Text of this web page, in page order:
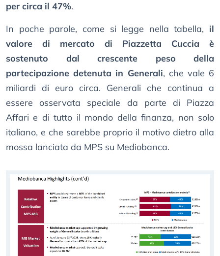
per circa il 47%.
In poche parole, come si legge nella tabella, il
valore di mercato di Piazzetta Cuccia è
sostenuto dal crescente peso della
partecipazione detenuta in Generali, che vale 6
miliardi di euro circa. Generali che continua a
essere osservata speciale da parte di Piazza
Affari e di tutto il mondo della finanza, non solo
italiano, e che sarebbe proprio il motivo dietro alla
mossa lanciata da MPS su Mediobanca.